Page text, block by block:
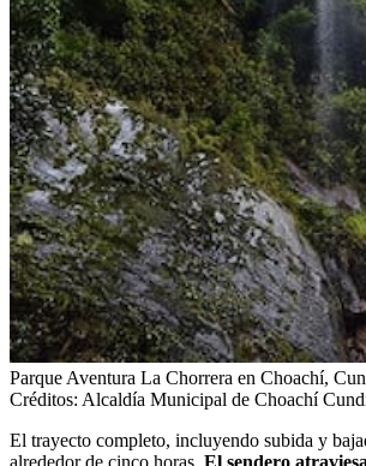
Parque Aventura La Chorrera en Choachí,
Créditos: Alcaldía Municipal de Choachí
El trayecto completo, incluyendo subida y
alrededor de cinco horas. El sendero